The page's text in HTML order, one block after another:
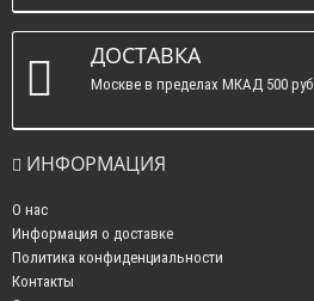
ДОСТАВКА
Москве в пределах МКАД 500 руб.
ИНФОРМАЦИЯ
О нас
Информация о доставке
Политика конфиденциальности
Контакты